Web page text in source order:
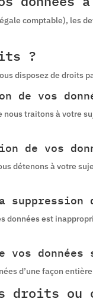
comptable), les
?
disposez de droits
de vos
traitons à votre
de vos
détenons à votre
données est
d’une façon
droits